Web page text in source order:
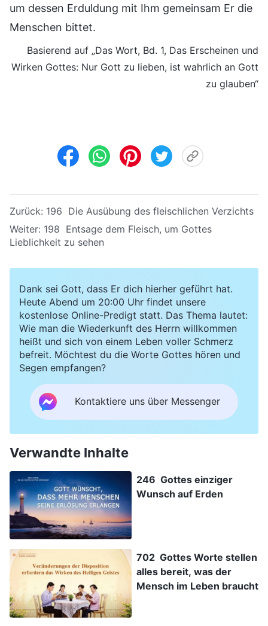
um dessen Erduldung mit Ihm gemeinsam Er die
Menschen bittet.
Basierend auf „Das Wort, Bd. 1, Das Erscheinen und
Wirken Gottes: Nur Gott zu lieben, ist wahrlich an Gott
zu glauben“
Zurück: 196 Die Ausübung des fleischlichen Verzichts
Weiter: 198 Entsage dem Fleisch, um Gottes
Lieblichkeit zu sehen
Dank sei Gott, dass Er dich hierher geführt hat.
Heute Abend um 20:00 Uhr findet unsere
kostenlose Online-Predigt statt. Das Thema lautet:
Wie man die Wiederkunft des Herrn willkommen
heißt und sich von einem Leben voller Schmerz
befreit. Möchtest du die Worte Gottes hören und
Segen empfangen?
Kontaktiere uns über Messenger
Verwandte Inhalte
246 Gottes einziger
Wunsch auf Erden
702 Gottes Worte stellen
alles bereit, was der
Mensch im Leben braucht